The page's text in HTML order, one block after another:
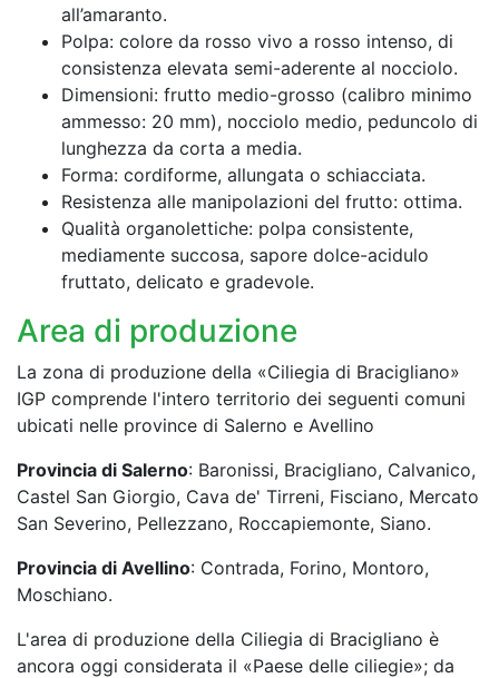
all’amaranto.
Polpa: colore da rosso vivo a rosso intenso, di
consistenza elevata semi-aderente al nocciolo.
Dimensioni: frutto medio-grosso (calibro minimo
ammesso: 20 mm), nocciolo medio, peduncolo di
lunghezza da corta a media.
Forma: cordiforme, allungata o schiacciata.
Resistenza alle manipolazioni del frutto: ottima.
Qualità organolettiche: polpa consistente,
mediamente succosa, sapore dolce-acidulo
fruttato, delicato e gradevole.
Area di produzione
La zona di produzione della «Ciliegia di Bracigliano»
IGP comprende l'intero territorio dei seguenti comuni
ubicati nelle province di Salerno e Avellino
Provincia di Salerno: Baronissi, Bracigliano, Calvanico,
Castel San Giorgio, Cava de' Tirreni, Fisciano, Mercato
San Severino, Pellezzano, Roccapiemonte, Siano.
Provincia di Avellino: Contrada, Forino, Montoro,
Moschiano.
L'area di produzione della Ciliegia di Bracigliano è
ancora oggi considerata il «Paese delle ciliegie»; da